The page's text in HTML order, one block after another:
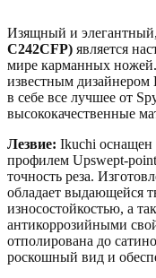
Изящный и
C242CFP) является
мире карманных
известным
в себе все лучшее от
высококачественные
Лезвие: Ikuchi оснащен
профилем Upswept-
точность реза.
обладает выдающейся
износостойкостью, а
антикоррозийными
отполирована до
роскошный вид и